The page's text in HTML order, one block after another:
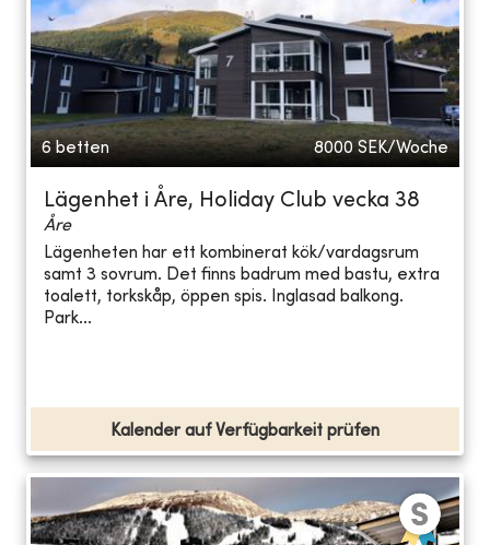
6 betten 8000 SEK/Woche
Lägenhet i Åre, Holiday Club vecka 38
Åre
Lägenheten har ett kombinerat kök/vardagsrum
samt 3 sovrum. Det finns badrum med bastu, extra
toalett, torkskåp, öppen spis. Inglasad balkong.
Park...
Kalender auf Verfügbarkeit prüfen